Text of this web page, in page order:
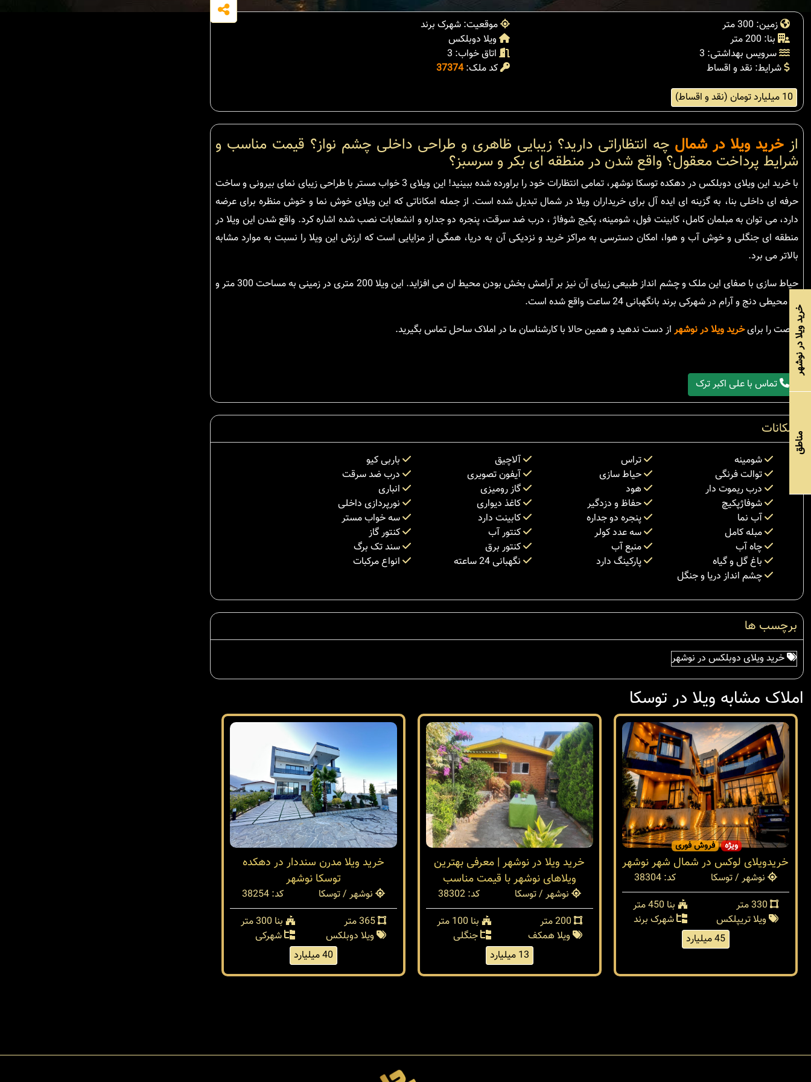
زمین: 300 متر
موقعیت: شهرک برند
بنا: 200 متر
ویلا دوبلکس
سرویس بهداشتی: 3
اتاق خواب: 3
شرایط: نقد و اقساط
کد ملک:37374
10 میلیارد تومان (نقد و اقساط)
از خرید ویلا در شمال چه انتظاراتی دارید؟ زیبایی ظاهری و طراحی داخلی چشم نواز؟ قیمت مناسب و
شرایط پرداخت معقول؟ واقع شدن در منطقه ای بکر و سرسبز؟
با خرید این ویلای دوبلکس در دهکده توسکا نوشهر، تمامی انتظارات خود را براورده شده ببینید! این ویلای 3 خواب مستر با طراحی زیبای نمای بیرونی و ساخت
حرفه ای داخلی بنا، به گزینه ای ایده آل برای خریداران ویلا در شمال تبدیل شده است. از جمله امکاناتی که این ویلای خوش نما و خوش منظره برای عرضه
دارد، می توان به مبلمان کامل، کابینت فول، شومینه، پکیج شوفاژ ، درب ضد سرقت، پنجره دو جداره و انشعابات نصب شده اشاره کرد. واقع شدن این ویلا در
منطقه ای جنگلی و خوش آب و هوا، امکان دسترسی به مراکز خرید و نزدیکی آن به دریا، همگی از مزایایی است که ارزش این ویلا را نسبت به موارد مشابه
بالاتر می برد.
حیاط سازی با صفای این ملک و چشم انداز طبیعی زیبای آن نیز بر آرامش بخش بودن محیط ان می افزاید. این ویلا 200 متری در زمینی به مساحت 300 متر و
در محیطی دنج و آرام در شهرکی برند بانگهبانی 24 ساعت واقع شده است.
فرصت را برایخرید ویلا در نوشهر از دست ندهید و همین حالا با کارشناسان ما در املاک ساحل تماس بگیرید.
تماس با علی اکبر ترک
امکانات
شومینه تراس آلاچیق
باربی کیو
توالت فرنگی
حیاط سازی آیفون تصویری
درب ضد سرقت
درب ریموت دار
هود گاز رومیزی
انباری
شوفاژپکیچ
حفاظ و دزدگیر کاغذ دیواری
نورپردازی داخلی
آب نما
پنجره دو جداره کابینت دارد
سه خواب مستر
مبله کامل
سه عدد کولر کنتور آب
کنتور گاز
چاه آب
منبع آب کنتور برق
سند تک برگ
باغ گل و گیاه
پارکینگ دارد نگهبانی 24 ساعته
انواع مرکبات
چشم انداز دریا و جنگل
برچسب ها
خرید ویلای دوبلکس در نوشهر
املاک مشابه ویلا در توسکا
ویژه فروش فوری
خریدویلای لوکس در شمال شهر نوشهر
نوشهر / توسکا
کد: 38304
بنا 450 متر
ویلا تریپلکس
شهرک برند
45 میلیارد
خرید ویلا در نوشهر | معرفی بهترین
ویلاهای نوشهر با قیمت مناسب
نوشهر / توسکا
کد: 38302
بنا 100 متر
ویلا همکف
جنگلی
13 میلیارد
خرید ویلا مدرن سنددار در دهکده
توسکا نوشهر
نوشهر / توسکا
کد: 38254
365 متر
بنا 300 متر
ویلا دوبلکس
شهرکی
40 میلیارد
خرید ویلا در نوشهر
مناطق